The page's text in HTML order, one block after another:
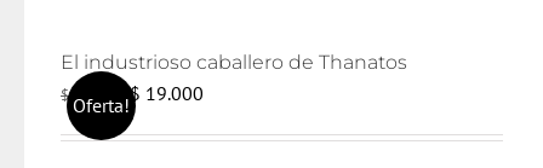
Oferta!
El industrioso caballero de Thanatos
$20.000
El
precio
$ 19.000